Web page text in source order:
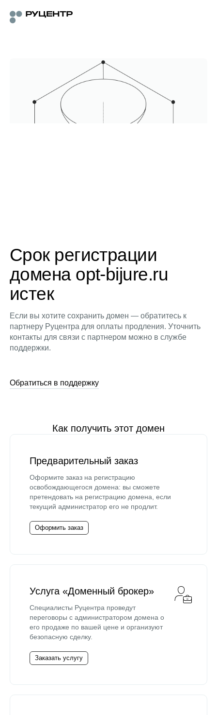
Срок регистрации
домена opt-bijure.ru
истек
Если вы хотите сохранить домен — обратитесь к
партнеру Руцентра для оплаты продления. Уточнить
контакты для связи с партнером можно в службе
поддержки.
Обратиться в поддержку
Как получить этот домен
Предварительный заказ
Оформите заказ на регистрацию
освобождающегося домена: вы сможете
претендовать на регистрацию домена, если
текущий администратор его не продлит.
Оформить заказ
Услуга «Доменный брокер»
Специалисты Руцентра проведут
переговоры с администратором домена о
его продаже по вашей цене и организуют
безопасную сделку.
Заказать услугу